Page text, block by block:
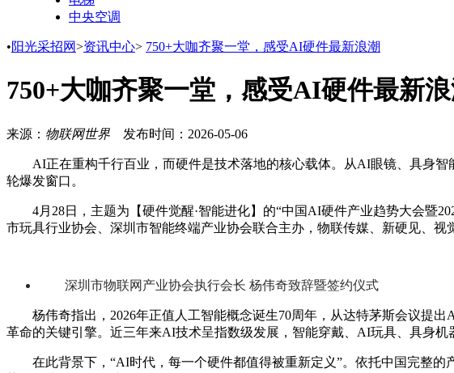
中央空调
•阳光采招网>资讯中心> 750+大咖齐聚一堂，感受AI硬件最新浪潮
750+大咖齐聚一堂，感受AI硬件最新浪
来源： 物联网世界 发布时间： 2026-05-06
AI正在重构千行百业，而硬件是技术落地的核心载体。从AI眼镜、具
轮爆发窗口。
4月28日，主题为【硬件觉醒·智能进化】的“中国AI硬件产业趋势大会暨
市玩具行业协会、深圳市智能终端产业协会联合主办，物联传媒、新硬见、
深圳市物联网产业协会执行会长 杨伟奇致辞暨签约仪式
杨伟奇指出，2026年正值人工智能概念诞生70周年，从达特茅斯会议提
革命的关键引擎。近三年来AI技术呈指数级发展，智能穿戴、AI玩具、具身机
在此背景下，“AI时代，每一个硬件都值得被重新定义”。依托中国完整